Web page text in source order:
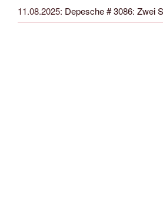
11.08.2025: Depesche # 3086: Zwei